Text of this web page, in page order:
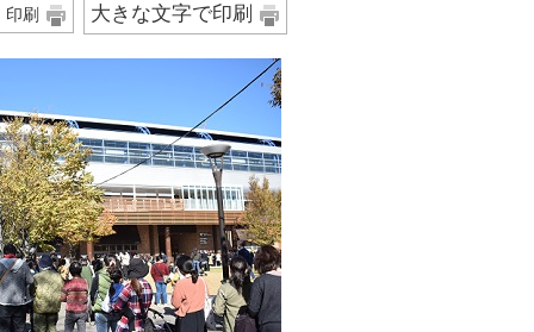
印刷 大きな文字で印刷